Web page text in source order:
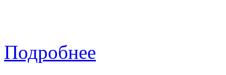
Подробнее